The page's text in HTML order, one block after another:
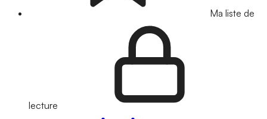
Ma liste de
lecture